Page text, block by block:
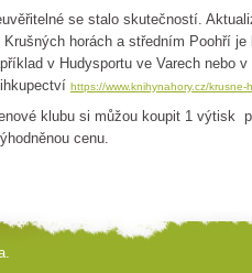
se stalo skutečností.
Krušných horách a středním Poohří
v Hudysportu ve Varech nebo v
https://www.knihynahory.cz/
klubu si můžou koupit 1 výtisk
cenu.